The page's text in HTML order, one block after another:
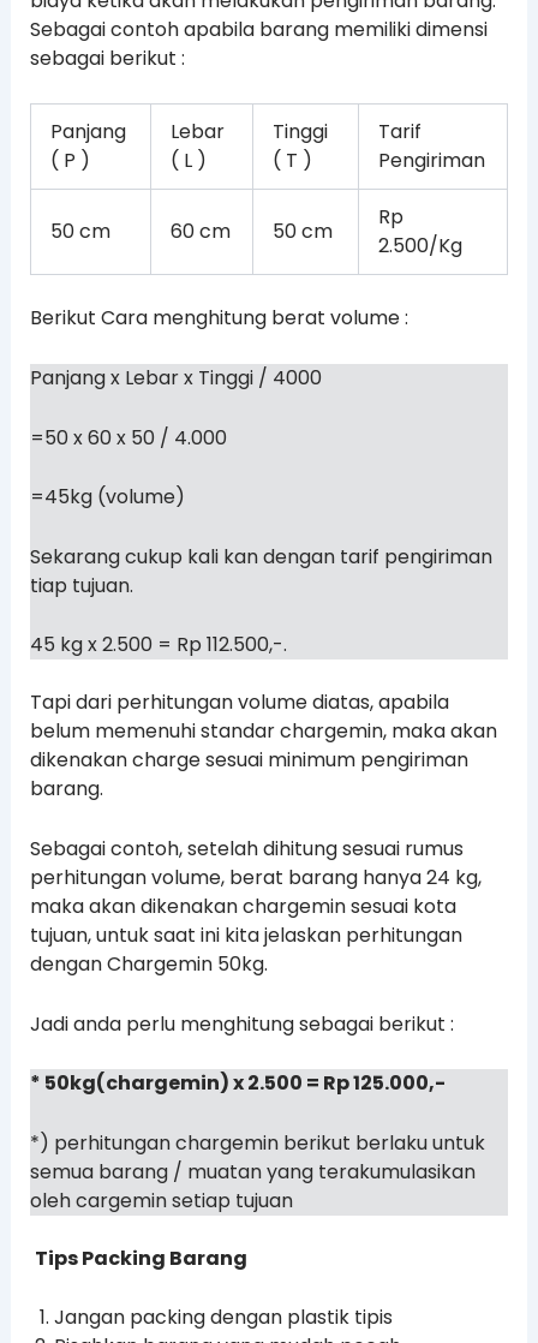
Sebagai contoh apabila barang memiliki dimensi
sebagai berikut :
Panjang
( P )
Lebar
( L )
Tinggi
( T )
Tarif
Pengiriman
50 cm 60 cm 50 cm
Rp
2.500/Kg
Berikut Cara menghitung berat volume :
Panjang x Lebar x Tinggi / 4000
=50 x 60 x 50 / 4.000
=45kg (volume)
Sekarang cukup kali kan dengan tarif pengiriman
tiap tujuan.
45 kg x 2.500 = Rp 112.500,-.
Tapi dari perhitungan volume diatas, apabila
belum memenuhi standar chargemin, maka akan
dikenakan charge sesuai minimum pengiriman
barang.
Sebagai contoh, setelah dihitung sesuai rumus
perhitungan volume, berat barang hanya 24 kg,
maka akan dikenakan chargemin sesuai kota
tujuan, untuk saat ini kita jelaskan perhitungan
dengan Chargemin 50kg.
Jadi anda perlu menghitung sebagai berikut :
* 50kg(chargemin) x 2.500 = Rp 125.000,-
*) perhitungan chargemin berikut berlaku untuk
semua barang / muatan yang terakumulasikan
oleh cargemin setiap tujuan
Tips Packing Barang
Jangan packing dengan plastik tipis